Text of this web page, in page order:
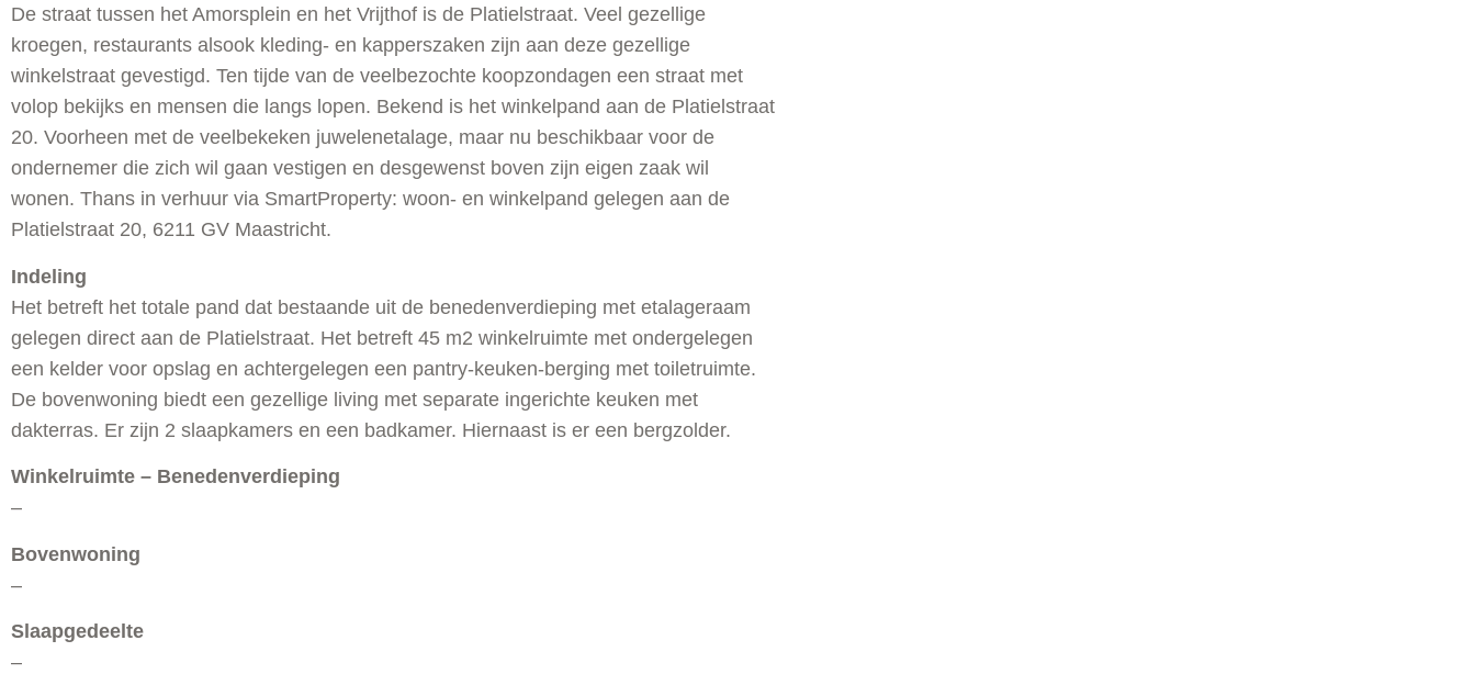
De straat tussen het Amorsplein en het Vrijthof is de Platielstraat. Veel gezellige
kroegen, restaurants alsook kleding- en kapperszaken zijn aan deze gezellige
winkelstraat gevestigd. Ten tijde van de veelbezochte koopzondagen een straat met
volop bekijks en mensen die langs lopen. Bekend is het winkelpand aan de Platielstraat
20. Voorheen met de veelbekeken juwelenetalage, maar nu beschikbaar voor de
ondernemer die zich wil gaan vestigen en desgewenst boven zijn eigen zaak wil
wonen. Thans in verhuur via SmartProperty: woon- en winkelpand gelegen aan de
Platielstraat 20, 6211 GV Maastricht.
Indeling
Het betreft het totale pand dat bestaande uit de benedenverdieping met etalageraam
gelegen direct aan de Platielstraat. Het betreft 45 m2 winkelruimte met ondergelegen
een kelder voor opslag en achtergelegen een pantry-keuken-berging met toiletruimte.
De bovenwoning biedt een gezellige living met separate ingerichte keuken met
dakterras. Er zijn 2 slaapkamers en een badkamer. Hiernaast is er een bergzolder.
Winkelruimte – Benedenverdieping
–
Bovenwoning
–
Slaapgedeelte
–